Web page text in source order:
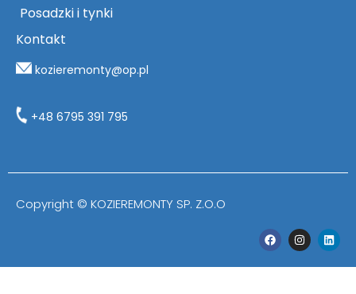
Posadzki i tynki
Kontakt
kozieremonty@op.pl
+48 6795 391 795
Copyright © KOZIEREMONTY SP. Z.O.O